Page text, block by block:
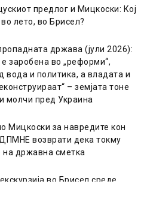
предлог и Мицкоски: Кој
лето, во Брисел?
држава (јули 2026):
заробена во „реформи“,
вода и политика, а владата и
– земјата тоне
молчи пред Украина
Мицкоски за навредите кон
возврати дека токму
државна сметка
во Брисел среде